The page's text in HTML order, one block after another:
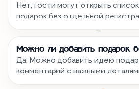
Нет, гости могут открыть
подарок без отдельной
Можно ли добавить подарок
Да. Можно добавить идею
комментарий с важными